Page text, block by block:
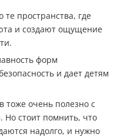
пространства, где
и создают ощущение
форм
и дает детям
тоже очень полезно с
Но стоит помнить, что
надолго, и нужно